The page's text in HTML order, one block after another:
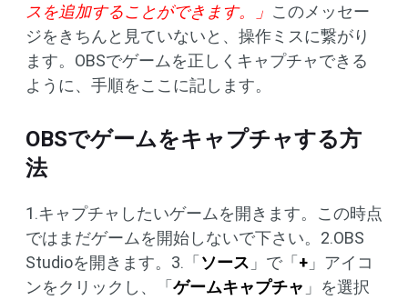
スを追加することができます。」 このメッセー
ジをきちんと見ていないと、操作ミスに繋がり
ます。OBSでゲームを正しくキャプチャできる
ように、手順をここに記します。
OBSでゲームをキャプチャする方
法
1.キャプチャしたいゲームを開きます。この時点
ではまだゲームを開始しないで下さい。2.OBS
Studioを開きます。3.「 ソース 」で「 + 」アイコ
ンをクリックし、「 ゲームキャプチャ 」を選択